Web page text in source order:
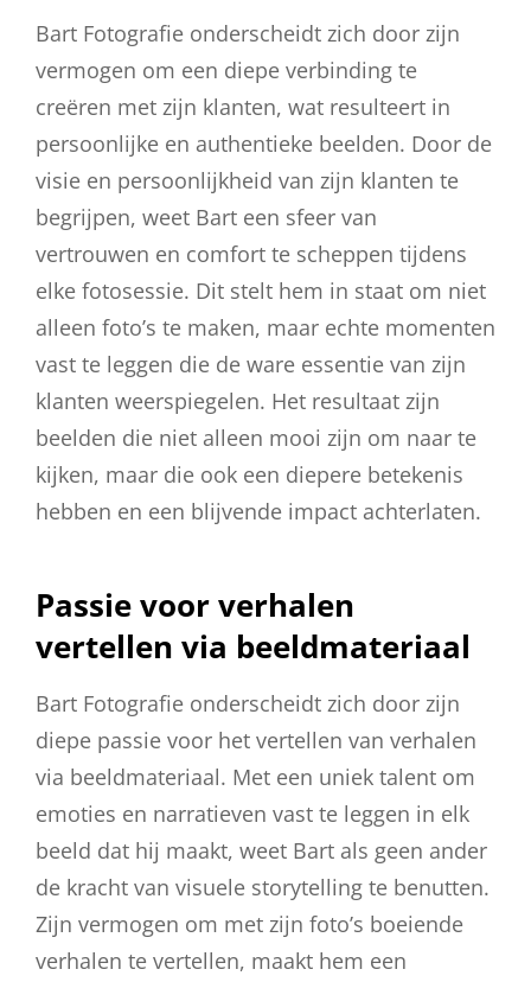
Bart Fotografie onderscheidt zich door zijn
vermogen om een diepe verbinding te
creëren met zijn klanten, wat resulteert in
persoonlijke en authentieke beelden. Door de
visie en persoonlijkheid van zijn klanten te
begrijpen, weet Bart een sfeer van
vertrouwen en comfort te scheppen tijdens
elke fotosessie. Dit stelt hem in staat om niet
alleen foto’s te maken, maar echte momenten
vast te leggen die de ware essentie van zijn
klanten weerspiegelen. Het resultaat zijn
beelden die niet alleen mooi zijn om naar te
kijken, maar die ook een diepere betekenis
hebben en een blijvende impact achterlaten.
Passie voor verhalen
vertellen via beeldmateriaal
Bart Fotografie onderscheidt zich door zijn
diepe passie voor het vertellen van verhalen
via beeldmateriaal. Met een uniek talent om
emoties en narratieven vast te leggen in elk
beeld dat hij maakt, weet Bart als geen ander
de kracht van visuele storytelling te benutten.
Zijn vermogen om met zijn foto’s boeiende
verhalen te vertellen, maakt hem een